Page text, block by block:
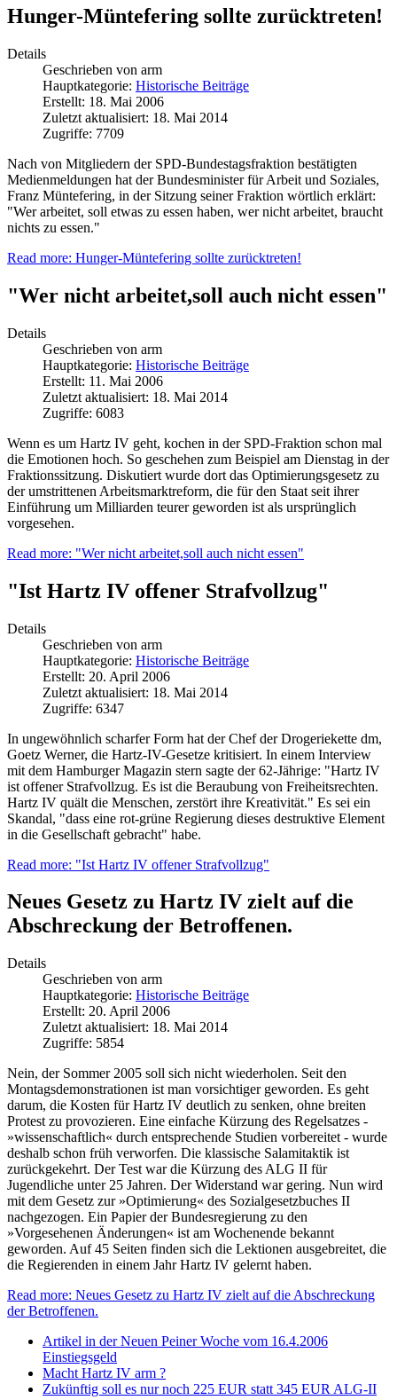
Hunger-Müntefering sollte zurücktreten!
Details
Geschrieben von arm
Hauptkategorie: Historische Beiträge
Erstellt: 18. Mai 2006
Zuletzt aktualisiert: 18. Mai 2014
Zugriffe: 7709
Nach von Mitgliedern der SPD-Bundestagsfraktion bestätigten
Medienmeldungen hat der Bundesminister für Arbeit und Soziales,
Franz Müntefering, in der Sitzung seiner Fraktion wörtlich erklärt:
"Wer arbeitet, soll etwas zu essen haben, wer nicht arbeitet, braucht
nichts zu essen."
Read more: Hunger-Müntefering sollte zurücktreten!
"Wer nicht arbeitet,soll auch nicht essen"
Details
Geschrieben von arm
Hauptkategorie: Historische Beiträge
Erstellt: 11. Mai 2006
Zuletzt aktualisiert: 18. Mai 2014
Zugriffe: 6083
Wenn es um Hartz IV geht, kochen in der SPD-Fraktion schon mal
die Emotionen hoch. So geschehen zum Beispiel am Dienstag in der
Fraktionssitzung. Diskutiert wurde dort das Optimierungsgesetz zu
der umstrittenen Arbeitsmarktreform, die für den Staat seit ihrer
Einführung um Milliarden teurer geworden ist als ursprünglich
vorgesehen.
Read more: "Wer nicht arbeitet,soll auch nicht essen"
"Ist Hartz IV offener Strafvollzug"
Details
Geschrieben von arm
Hauptkategorie: Historische Beiträge
Erstellt: 20. April 2006
Zuletzt aktualisiert: 18. Mai 2014
Zugriffe: 6347
In ungewöhnlich scharfer Form hat der Chef der Drogeriekette dm,
Goetz Werner, die Hartz-IV-Gesetze kritisiert. In einem Interview
mit dem Hamburger Magazin stern sagte der 62-Jährige: "Hartz IV
ist offener Strafvollzug. Es ist die Beraubung von Freiheitsrechten.
Hartz IV quält die Menschen, zerstört ihre Kreativität." Es sei ein
Skandal, "dass eine rot-grüne Regierung dieses destruktive Element
in die Gesellschaft gebracht" habe.
Read more: "Ist Hartz IV offener Strafvollzug"
Neues Gesetz zu Hartz IV zielt auf die
Abschreckung der Betroffenen.
Details
Geschrieben von arm
Hauptkategorie: Historische Beiträge
Erstellt: 20. April 2006
Zuletzt aktualisiert: 18. Mai 2014
Zugriffe: 5854
Nein, der Sommer 2005 soll sich nicht wiederholen. Seit den
Montagsdemonstrationen ist man vorsichtiger geworden. Es geht
darum, die Kosten für Hartz IV deutlich zu senken, ohne breiten
Protest zu provozieren. Eine einfache Kürzung des Regelsatzes -
»wissenschaftlich« durch entsprechende Studien vorbereitet - wurde
deshalb schon früh verworfen. Die klassische Salamitaktik ist
zurückgekehrt. Der Test war die Kürzung des ALG II für
Jugendliche unter 25 Jahren. Der Widerstand war gering. Nun wird
mit dem Gesetz zur »Optimierung« des Sozialgesetzbuches II
nachgezogen. Ein Papier der Bundesregierung zu den
»Vorgesehenen Änderungen« ist am Wochenende bekannt
geworden. Auf 45 Seiten finden sich die Lektionen ausgebreitet, die
die Regierenden in einem Jahr Hartz IV gelernt haben.
Read more: Neues Gesetz zu Hartz IV zielt auf die Abschreckung
der Betroffenen.
Artikel in der Neuen Peiner Woche vom 16.4.2006
Einstiegsgeld
Macht Hartz IV arm ?
Zukünftig soll es nur noch 225 EUR statt 345 EUR ALG-II